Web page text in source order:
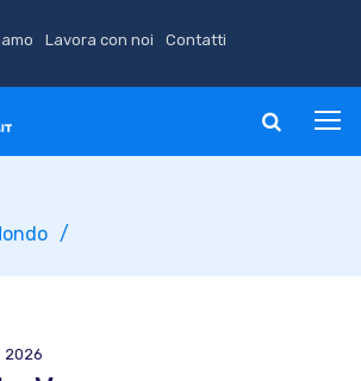
Lavora con noi Contatti
2026